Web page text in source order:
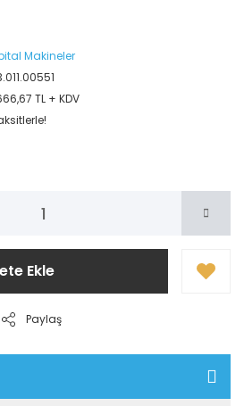
Makineler
TL + KDV
Ekle
Paylaş